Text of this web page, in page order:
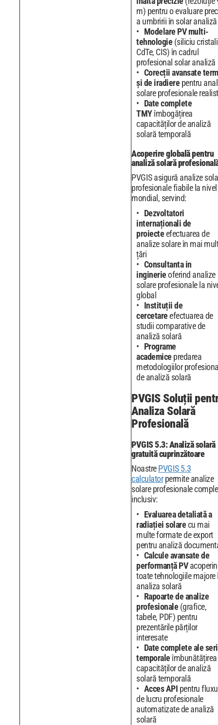
m) pentru o evaluare
a umbririi în solar analiză
Modelare PV multi-
tehnologie (siliciu
CdTe, CIS) în cadrul
profesional solar analiză
Corecții avansate
și de iradiere pentru
solare profesionale
Date complete
TMYîmbogățirea
capacităților de analiză
solară temporală
Acoperire globală pentru
analiză solară
PVGIS asigură analize
profesionale fiabile la nivel
mondial, servind:
Dezvoltatori
internaționali de
proiecteefectuarea de
analize solare în mai
țări
Consultanta in
inginerieoferind analize
solare profesionale la
global
Instituții de
cercetareefectuarea de
studii comparative de
analiză solară
Programe
academice predarea
metodologiilor
de analiză solară
PVGIS Soluții
Analiza Solară
Profesională
PVGIS 5.3: Analiză solară
gratuită cuprinzătoare
Noastre PVGIS 5.3
calculatorpermite analize
solare profesionale
inclusiv:
Evaluarea detaliată a
radiației solarecu mai
multe formate de export
pentru analiză
Calcule avansate de
performanță PV
toate tehnologiile majore
analiza solară
Rapoarte de analize
profesionale (grafice,
tabele, PDF) pentru
prezentările părților
interesate
Date complete ale
temporaleîmbunătățirea
capacităților de analiză
solară temporală
Acces API pentru
de lucru profesionale
automatizate de analiză
solară